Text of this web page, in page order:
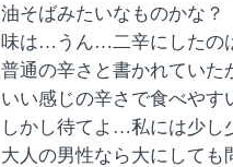
油そばみたいなものかな？
味は…うん…二辛にしたの
普通の辛さと書かれていた
いい感じの辛さで食べや
しかし待てよ…私には少し
大人の男性なら大にして